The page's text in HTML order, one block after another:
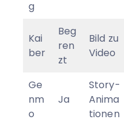
g
Kai
ber
Beg
ren
zt
Bild zu
Video
Ge
nm
o
Ja
Story-
Anima
tionen